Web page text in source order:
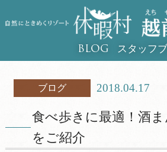
BLOG スタッフ
ブログ 2018.04.17
食べ歩きに最適！酒
をご紹介